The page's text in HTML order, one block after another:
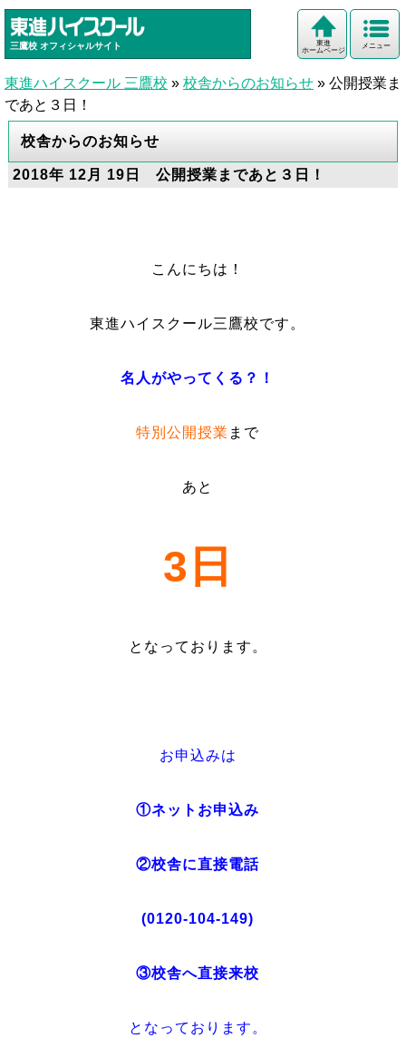
三鷹校 オフィシャルサイト メニュー
東進
ホームページ
東進ハイスクール 三鷹校 » 校舎からのお知らせ » 公開授業ま
であと３日！
校舎からのお知らせ
2018年 12月 19日 公開授業まであと３日！
こんにちは！
東進ハイスクール三鷹校です。
名人がやってくる？！
特別公開授業 まで
あと
3日
となっております。
お申込みは
①ネットお申込み
②校舎に直接電話
(0120-104-149)
③校舎へ直接来校
となっております。